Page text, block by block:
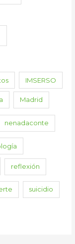
IMSERSO
Madrid
nenadaconte
reflexión
suicidio